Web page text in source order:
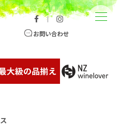
ジーランドワイン総合サイト
｜
お問い合わせ
メニュー